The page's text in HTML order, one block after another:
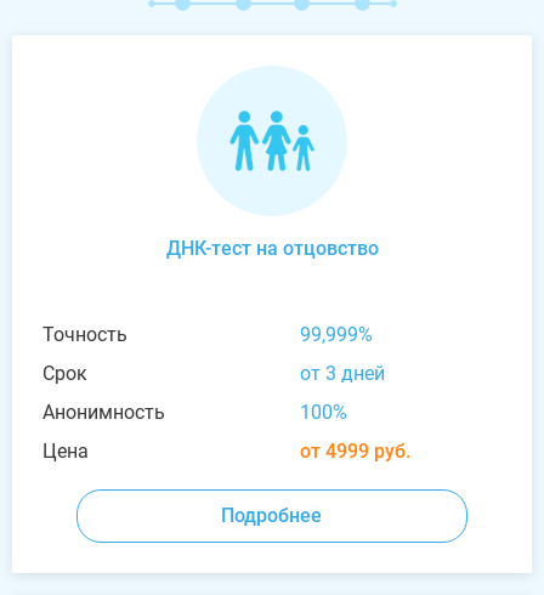
ДНК-тест на отцовство
Точность
99,999%
Срок
от 3 дней
Анонимность
100%
Цена
от 4999 руб.
Подробнее